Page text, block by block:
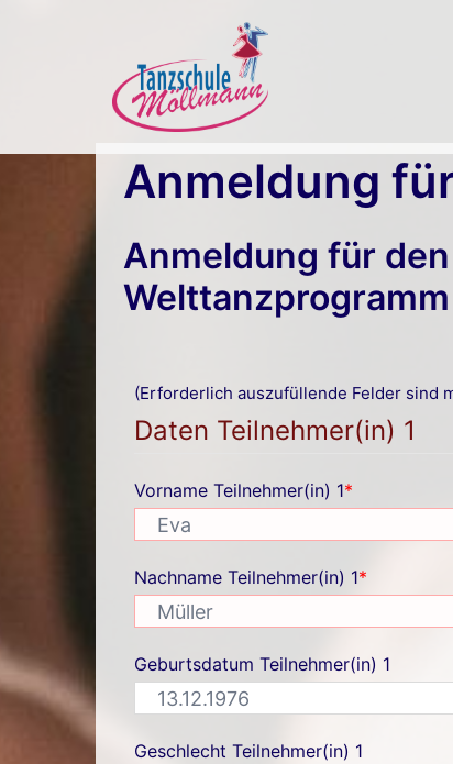
Anmeldung
Anmeldung für
Welttanzprogramm
(Erforderlich auszufüllende Felder sind
Daten Teilnehmer(in) 1
Vorname Teilnehmer(in) 1*
Nachname Teilnehmer(in) 1*
Geburtsdatum Teilnehmer(in) 1
Geschlecht Teilnehmer(in) 1